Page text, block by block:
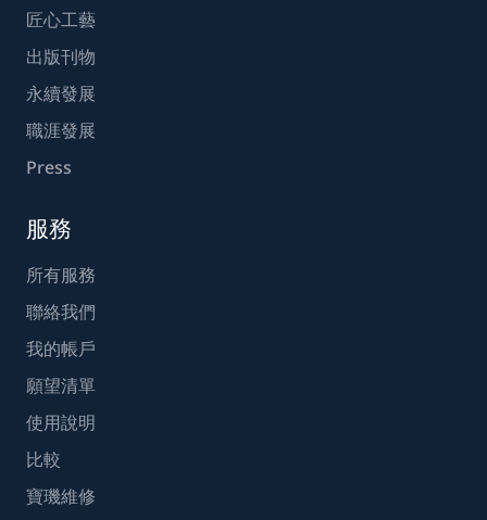
匠心工藝
出版刊物
永續發展
職涯發展
Press
服務
所有服務
聯絡我們
我的帳戶
願望清單
使用說明
比較
寶璣維修